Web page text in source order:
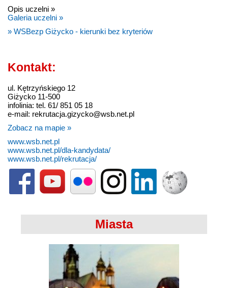
Opis uczelni »
Galeria uczelni »
» WSBezp Giżycko - kierunki bez kryteriów
Kontakt:
ul. Kętrzyńskiego 12
Giżycko 11-500
infolinia: tel. 61/ 851 05 18
e-mail: rekrutacja.gizycko@wsb.net.pl
Zobacz na mapie »
www.wsb.net.pl
www.wsb.net.pl/dla-kandydata/
www.wsb.net.pl/rekrutacja/
Miasta